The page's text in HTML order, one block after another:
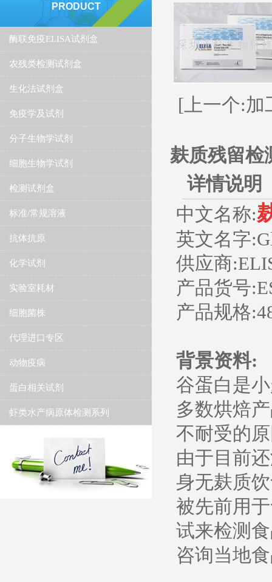
PRODUCT
酶联免疫ELISA试剂盒
农残类检测试剂盒
生化法试剂盒
免疫学及试剂
分子生物学试剂
细胞生物学试剂
检测试剂盒
标准/常规溶液
抗体抗原
化学试剂
实验室耗材
细胞菌株
代理进口专区
动物疫病
蛋白相关试剂
虾类水产病原体检测系列
[上一个:加
麸质残留检
详情说明
中文名称:
英文名字
供应商
产品货号
产品规格
背景资料:
谷蛋白是
多数烘焙
不耐受的
由于目前
身无麸质
被先前用
试来检测
咨询当地